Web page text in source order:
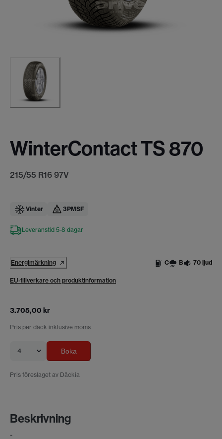
WinterContact TS 870
215/55 R16 97V
Vinter 3PMSF
Leveranstid 5-8 dagar
Energimärkning C B 70 ljud
EU-tillverkare och produktinformation
3.705,00 kr
Pris per däck inklusive moms
4 Boka
Pris föreslaget av Däckia
Beskrivning
-